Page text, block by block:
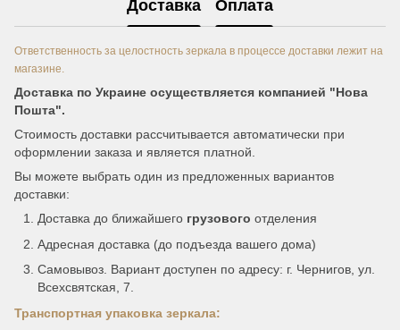
Доставка Оплата
Ответственность за целостность зеркала в процессе доставки лежит на
магазине.
Доставка по Украине осуществляется компанией "Нова
Пошта".
Стоимость доставки рассчитывается автоматически при
оформлении заказа и является платной.
Вы можете выбрать один из предложенных вариантов
доставки:
Доставка до ближайшего грузового отделения
Адресная доставка (до подъезда вашего дома)
Самовывоз. Вариант доступен по адресу: г. Чернигов, ул.
Всехсвятская, 7.
Транспортная упаковка зеркала: